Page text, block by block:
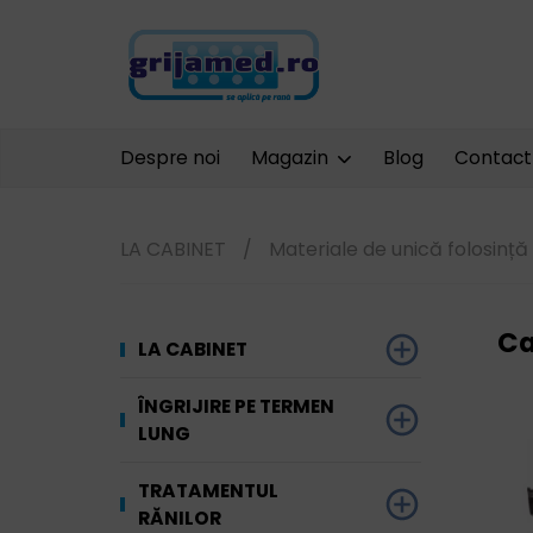
Despre noi Magazin Blog Contact
LA CABINET / Materiale de unică folosință
LA CABINET
Dezinfectare
echipamente
Terapia prin
ÎNGRIJIRE PE TERMEN
LUNG
Materiale absorbante
TRATAMENTUL
RĂNILOR